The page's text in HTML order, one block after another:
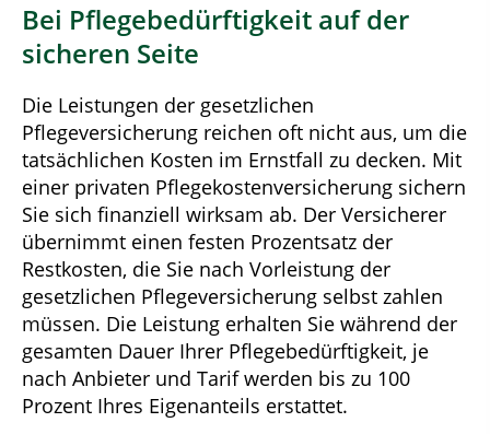
Bei Pflegebedürftigkeit auf der
sicheren Seite
Die Leistungen der gesetzlichen
Pflegeversicherung reichen oft nicht aus, um die
tatsächlichen Kosten im Ernstfall zu decken. Mit
einer privaten Pflegekostenversicherung sichern
Sie sich finanziell wirksam ab. Der Versicherer
übernimmt einen festen Prozentsatz der
Restkosten, die Sie nach Vorleistung der
gesetzlichen Pflegeversicherung selbst zahlen
müssen. Die Leistung erhalten Sie während der
gesamten Dauer Ihrer Pflegebedürftigkeit, je
nach Anbieter und Tarif werden bis zu 100
Prozent Ihres Eigenanteils erstattet.